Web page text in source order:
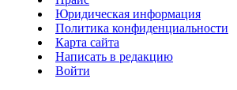
Юридическая информация
Политика конфиденциальности
Карта сайта
Написать в редакцию
Войти